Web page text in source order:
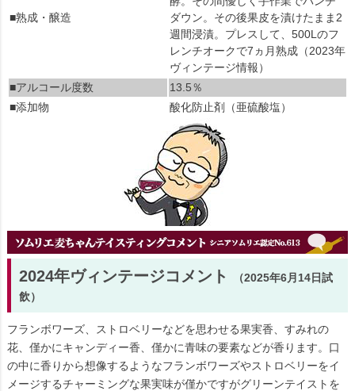
■熟成・醸造
ダウン。その後果皮を漬けたまま2
週間浸漬。プレスして、500Lのフ
レンチオークで7ヵ月熟成（2023年
ヴィンテージ情報）
■アルコール度数
13.5％
■添加物
酸化防止剤（亜硫酸塩）
2024年ヴィンテージコメント
（2025年6月14日試
飲）
フランボワーズ、ストロベリーなどを思わせる果実香、すみれの
花、僅かにキャンディー香、僅かに青味の要素などが香ります。口
の中に香りから想像するようなフランボワーズやストロベリーをイ
メージするチャーミングな果実味が僅かですがグリーンテイストを